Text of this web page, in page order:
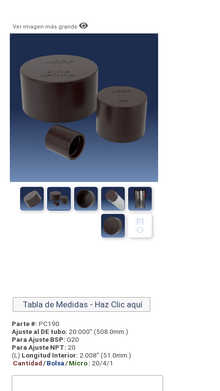
Ver imagen más grande
Tabla de Medidas - Haz Clic aquí
Parte #: PC190
Ajuste al DE tubo: 20.000” (508.0mm.)
Para Ajuste BSP: G20
Para Ajuste NPT: 20
(L) Longitud Interior: 2.008” (51.0mm.)
Cantidad/Bolsa/Micro: 20/4/1